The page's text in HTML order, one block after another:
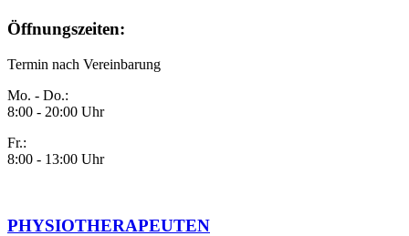
Öffnungszeiten:
Termin nach Vereinbarung
Mo. - Do.:
8:00 - 20:00 Uhr
Fr.:
8:00 - 13:00 Uhr
PHYSIOTHERAPEUTEN